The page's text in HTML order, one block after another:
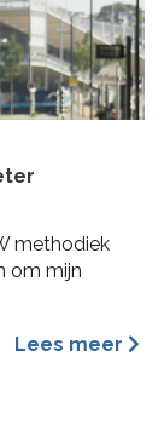
methodiek
om mijn
Lees meer